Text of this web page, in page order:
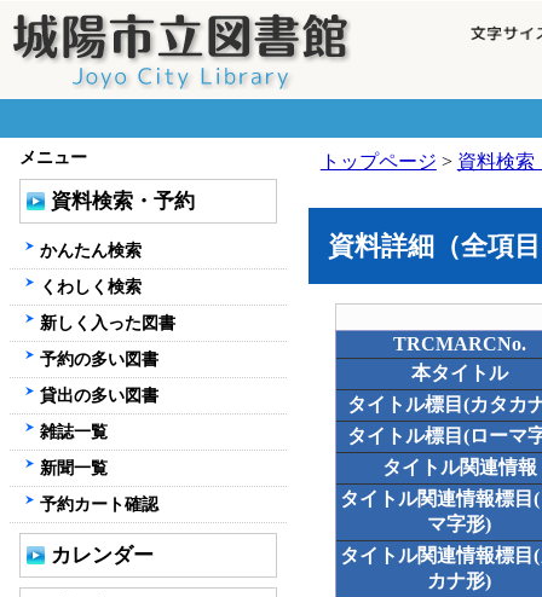
トップページ > 資料検索
資料詳細（全項
TRCMARCNo.
本タイトル
タイトル標目(カタカ
タイトル標目(ローマ
タイトル関連情報
タイトル関連情報標目
マ字形)
タイトル関連情報標目
カナ形)
メニュー
資料検索・予約
かんたん検索
くわしく検索
新しく入った図書
予約の多い図書
貸出の多い図書
雑誌一覧
新聞一覧
予約カート確認
カレンダー